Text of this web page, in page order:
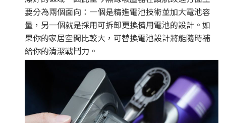
要分為兩個面向：一個是精進電池技術並加大電池容
量，另一個就是採用可拆卸更換備用電池的設計。如
果你的家居空間比較大，可替換電池設計將能隨時補
給你的清潔戰鬥力。